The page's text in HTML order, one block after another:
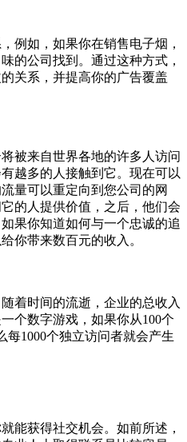
如，如果你在销售电子烟，
的公司找到。通过这种方式，
关系，并提高你的广告覆盖
来自世界各地的许多人访问
越多的人接触到它。现在可以
量可以重定向到您公司的网
的人提供价值，之后，他们会
果你知道如何与一个忠诚的追
你带来数百元的收入。
时间的流逝，企业的总收入
个数字游戏，如果你从100个
每1000个独立访问者就会产生
获得社交机会。如前所述，